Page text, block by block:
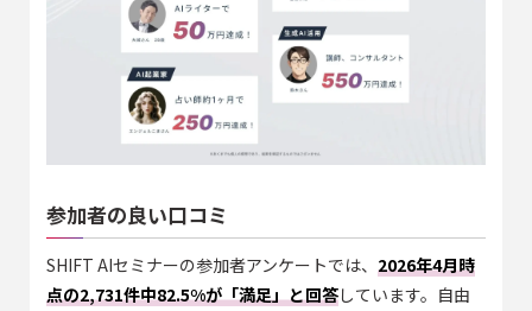
参加者の良い口コミ
SHIFT AIセミナーの参加者アンケートでは、 2026年4月時
点の2,731件中82.5%が「満足」と回答しています。自由